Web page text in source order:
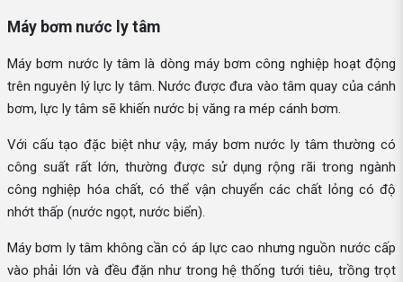
Máy bơm nước ly tâm
Máy bơm nước ly tâm là dòng máy bơm công nghiệp hoạt động
trên nguyên lý lực ly tâm. Nước được đưa vào tâm quay của cánh
bơm, lực ly tâm sẽ khiến nước bị văng ra mép cánh bơm.
Với cấu tạo đặc biệt như vậy, máy bơm nước ly tâm thường có
công suất rất lớn, thường được sử dụng rộng rãi trong ngành
công nghiệp hóa chất, có thể vận chuyển các chất lỏng có độ
nhớt thấp (nước ngọt, nước biển).
Máy bơm ly tâm không cần có áp lực cao nhưng nguồn nước cấp
vào phải lớn và đều đặn như trong hệ thống tưới tiêu, trồng trọt